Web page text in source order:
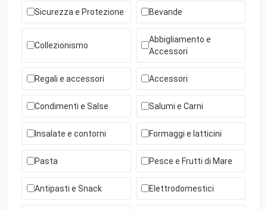
Sicurezza e Protezione Bevande
Collezionismo
Abbigliamento e
Accessori
Regali e accessori Accessori
Condimenti e Salse Salumi e Carni
Insalate e contorni Formaggi e latticini
Pasta Pesce e Frutti di Mare
Antipasti e Snack Elettrodomestici